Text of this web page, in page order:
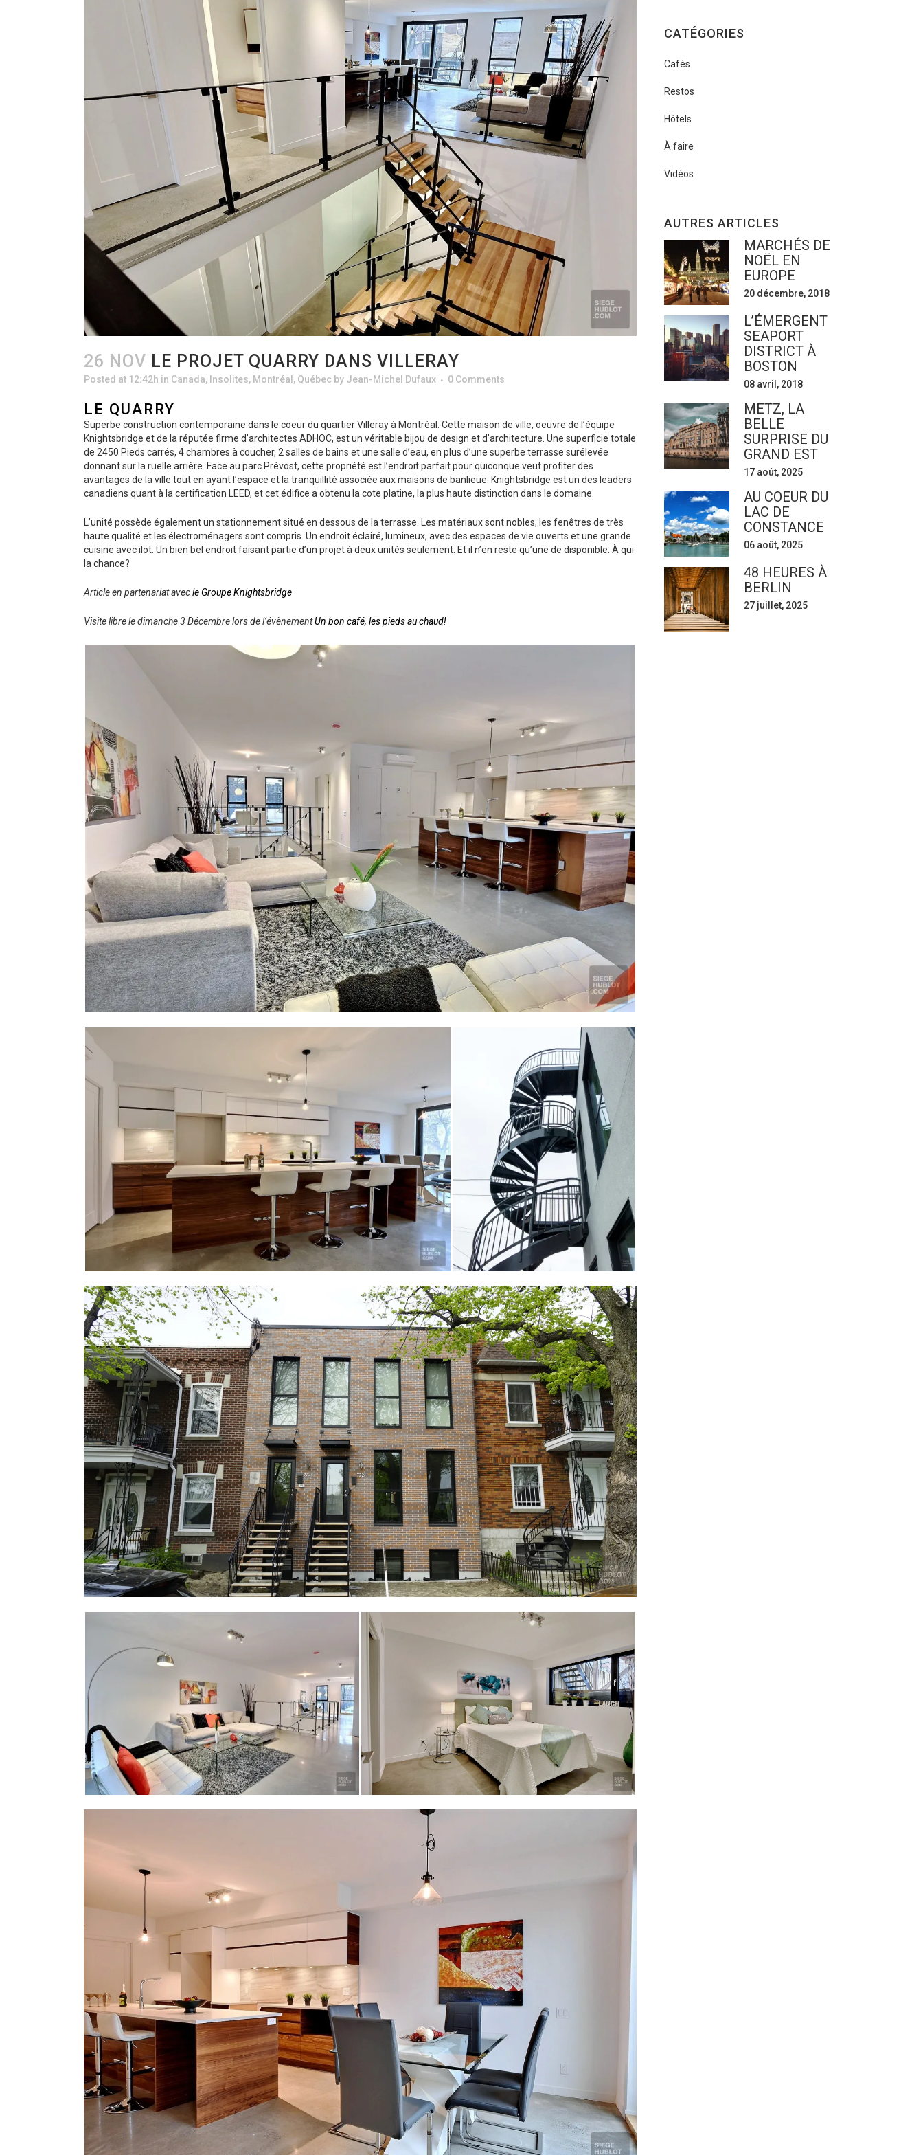
26 NOV LE PROJET QUARRY DANS VILLERAY
Posted at 12:42h in Canada, Insolites, Montréal , Québec by Jean-Michel Dufaux 0 Comments
LE QUARRY
Superbe construction contemporaine dans le coeur du quartier Villeray à Montréal. Cette maison de ville, oeuvre de l’équipe
Knightsbridge et de la réputée firme d’architectes ADHOC, est un véritable bijou de design et d’architecture. Une superficie totale
de 2450 Pieds carrés, 4 chambres à coucher, 2 salles de bains et une salle d’eau, en plus d’une superbe terrasse surélevée
donnant sur la ruelle arrière. Face au parc Prévost, cette propriété est l’endroit parfait pour quiconque veut profiter des
avantages de la ville tout en ayant l’espace et la tranquillité associée aux maisons de banlieue. Knightsbridge est un des leaders
canadiens quant à la certification LEED, et cet édifice a obtenu la cote platine, la plus haute distinction dans le domaine.
L’unité possède également un stationnement situé en dessous de la terrasse. Les matériaux sont nobles, les fenêtres de très
haute qualité et les électroménagers sont compris. Un endroit éclairé, lumineux, avec des espaces de vie ouverts et une grande
cuisine avec ilot. Un bien bel endroit faisant partie d’un projet à deux unités seulement. Et il n’en reste qu’une de disponible. À qui
la chance?
Article en partenariat avecle Groupe Knightsbridge
Visite libre le dimanche 3 Décembre lors de l’évènementUn bon café, les pieds au chaud!
CATÉGORIES
Cafés
Restos
Hôtels
À faire
Vidéos
AUTRES ARTICLES
MARCHÉS DE
NOËL EN
EUROPE
20 décembre, 2018
L’ÉMERGENT
SEAPORT
DISTRICT À
BOSTON
08 avril, 2018
METZ, LA
BELLE
SURPRISE DU
GRAND EST
17 août, 2025
AU COEUR DU
LAC DE
CONSTANCE
06 août, 2025
48 HEURES À
BERLIN
27 juillet, 2025